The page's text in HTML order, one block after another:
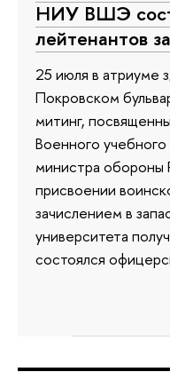
НИУ ВШЭ
лейтенантов
25 июля в
Покровском
митинг,
Военного учебного
министра
присвоении
зачислением в
университета
состоялся